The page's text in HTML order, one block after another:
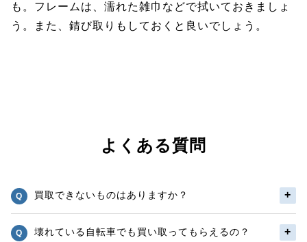
も。フレームは、濡れた雑巾などで拭いておきましょ
う。また、錆び取りもしておくと良いでしょう。
よくある質問
買取できないものはありますか？
壊れている自転車でも買い取ってもらえるの？